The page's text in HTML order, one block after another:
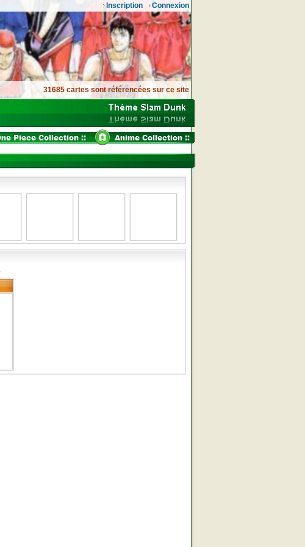
Connexion
Inscription
31685 cartes sont référencées sur ce site